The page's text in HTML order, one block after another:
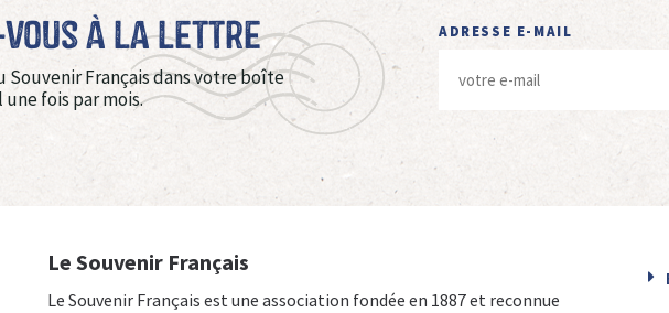
à La Lettre
Souvenir Français dans votre boîte
une fois par mois.
ADRESSE E-MAIL
Le Souvenir Français
Le Souvenir Français est une association fondée en 1887 et reconnue